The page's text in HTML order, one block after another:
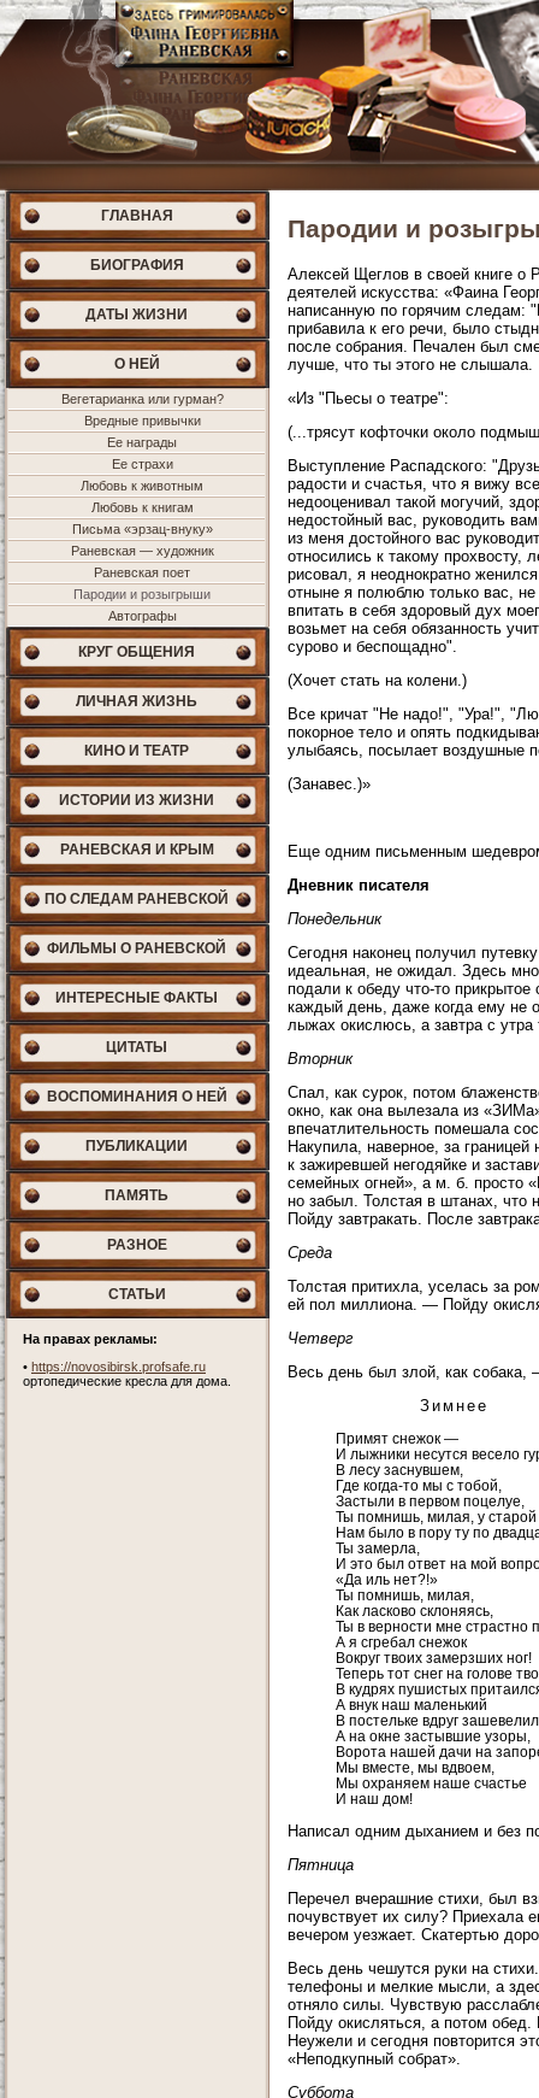
ГЛАВНАЯ
БИОГРАФИЯ
ДАТЫ ЖИЗНИ
О НЕЙ
Вегетарианка или гурман?
Вредные привычки
Ее награды
Ее страхи
Любовь к животным
Любовь к книгам
Письма «эрзац-внуку»
Раневская — художник
Раневская поет
Пародии и розыгрыши
Автографы
КРУГ ОБЩЕНИЯ
ЛИЧНАЯ ЖИЗНЬ
КИНО И ТЕАТР
ИСТОРИИ ИЗ ЖИЗНИ
РАНЕВСКАЯ И КРЫМ
ПО СЛЕДАМ РАНЕВСКОЙ
ФИЛЬМЫ О РАНЕВСКОЙ
ИНТЕРЕСНЫЕ ФАКТЫ
ЦИТАТЫ
ВОСПОМИНАНИЯ О НЕЙ
ПУБЛИКАЦИИ
ПАМЯТЬ
РАЗНОЕ
СТАТЬИ
На правах рекламы:
• https://novosibirsk.profsafe.ru
ортопедические кресла для дома.
Пародии и
Алексей Щеглов в своей книге о
деятелей искусства: «Фаина
написанную по горячим следам:
прибавила к его речи, было
после собрания. Печален был
лучше, что ты этого не слышала.
«Из "Пьесы о театре":
(...трясут кофточки около
Выступление Распадского:
радости и счастья, что я вижу
недооценивал такой могучий,
недостойный вас, руководить
из меня достойного вас
относились к такому
рисовал, я неоднократно
отныне я полюблю только вас,
впитать в себя здоровый дух
возьмет на себя обязанность
сурово и беспощадно".
(Хочет стать на колени.)
Все кричат "Не надо!", "Ура!",
покорное тело и опять
улыбаясь, посылает воздушные
(Занавес.)»
Еще одним письменным
Дневник писателя
Понедельник
Сегодня наконец получил
идеальная, не ожидал. Здесь
подали к обеду что-то прикрытое
каждый день, даже когда ему не
лыжах окислюсь, а завтра с утра
Вторник
Спал, как сурок, потом
окно, как она вылезала из
впечатлительность помешала
Накупила, наверное, за
к зажиревшей негодяйке и
семейных огней», а м. б. просто
но забыл. Толстая в штанах, что
Пойду завтракать. После
Среда
Толстая притихла, уселась за
ей пол миллиона. — Пойду
Четверг
Весь день был злой, как собака,
Зимнее
Примят снежок —
И лыжники несутся весело
В лесу заснувшем,
Где когда-то мы с тобой,
Застыли в первом поцелуе,
Ты помнишь, милая, у старой
Нам было в пору ту по
Ты замерла,
И это был ответ на мой
«Да иль нет?!»
Ты помнишь, милая,
Как ласково склоняясь,
Ты в верности мне страстно
А я сгребал снежок
Вокруг твоих замерзших ног!
Теперь тот снег на голове
В кудрях пушистых
А внук наш маленький
В постельке вдруг
А на окне застывшие узоры,
Ворота нашей дачи на
Мы вместе, мы вдвоем,
Мы охраняем наше счастье
И наш дом!
Написал одним дыханием и без
Пятница
Перечел вчерашние стихи, был
почувствует их силу? Приехала
вечером уезжает. Скатертью
Весь день чешутся руки на
телефоны и мелкие мысли, а
отняло силы. Чувствую
Пойду окисляться, а потом
Неужели и сегодня повторится
«Неподкупный собрат».
Суббота